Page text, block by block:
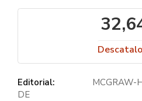
Editorial:
MCGRAW-
DE